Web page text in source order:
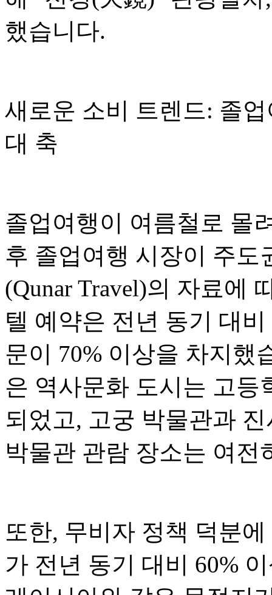
했습니다.
새로운 소비 트렌드: 졸
대 축
졸업여행이 여름철로 몰
후 졸업여행 시장이 주도
(Qunar Travel)의 자료에
텔 예약은 전년 동기 대
문이 70% 이상을 차지했
은 역사문화 도시는 고등
되었고, 고궁 박물관과
박물관 관람 장소는 여전
또한, 무비자 정책 덕분
가 전년 동기 대비 60%